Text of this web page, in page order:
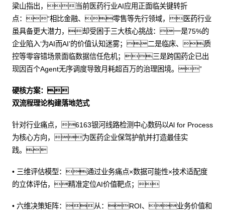
梁山指出，当前医药行业AI应用正面临关键转折
点：“相比金融、零售等先行领域，医药行业
虽具备更大潜力，却受困于三大核心挑战：一是75%的
企业陷入‘为AI而AI’的价值认知迷雾；二是临床、质
控等零容错场景面临数据信任危机；三是跨国药企已出
现因百个Agent无序调度导致月耗超百万的治理困境。”
硬核方案：
双流程理论构建落地范式
针对行业痛点，6163银河线路检测中心数码以Al for Process
为核心方向，为医药企业保驾护航并打造最佳实
践。
• 三维评估模型：通过业务痛点×数据可能性×技术适配度
的立体评估，精准定位AI价值靶点；
• 六维决策矩阵：从：ROI、业务价值和